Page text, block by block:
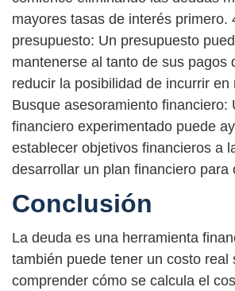
mayores tasas de interés primero.
presupuesto: Un presupuesto
mantenerse al tanto de sus pagos
reducir la posibilidad de incurrir en
Busque asesoramiento financiero:
financiero experimentado puede
establecer objetivos financieros a
desarrollar un plan financiero para
Conclusión
La deuda es una herramienta
también puede tener un costo real
comprender cómo se calcula el